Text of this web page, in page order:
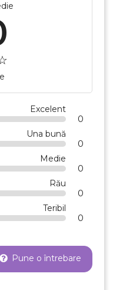
Excelent
0
Una bună
0
Medie
0
Rău
0
Teribil
0
Pune o întrebare